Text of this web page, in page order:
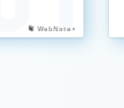
WebNote+